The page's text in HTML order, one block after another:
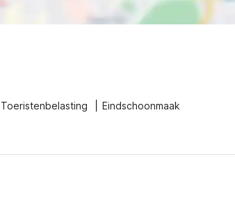
Toeristenbelasting Eindschoonmaak